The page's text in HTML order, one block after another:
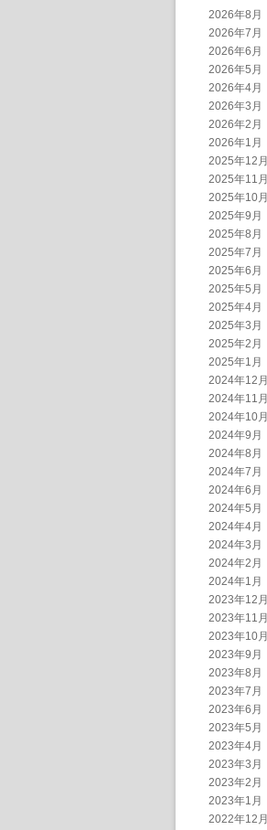
2026年8月
2026年7月
2026年6月
2026年5月
2026年4月
2026年3月
2026年2月
2026年1月
2025年12月
2025年11月
2025年10月
2025年9月
2025年8月
2025年7月
2025年6月
2025年5月
2025年4月
2025年3月
2025年2月
2025年1月
2024年12月
2024年11月
2024年10月
2024年9月
2024年8月
2024年7月
2024年6月
2024年5月
2024年4月
2024年3月
2024年2月
2024年1月
2023年12月
2023年11月
2023年10月
2023年9月
2023年8月
2023年7月
2023年6月
2023年5月
2023年4月
2023年3月
2023年2月
2023年1月
2022年12月